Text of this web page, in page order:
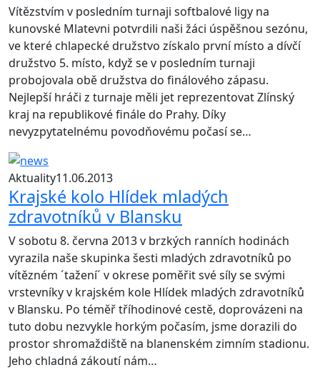
Vítězstvím v posledním turnaji softbalové ligy na
kunovské Mlatevni potvrdili naši žáci úspěšnou sezónu,
ve které chlapecké družstvo získalo první místo a dívčí
družstvo 5. místo, když se v posledním turnaji
probojovala obě družstva do finálového zápasu.
Nejlepší hráči z turnaje měli jet reprezentovat Zlínský
kraj na republikové finále do Prahy. Díky
nevyzpytatelnému povodňovému počasí se…
Aktuality11.06.2013
Krajské kolo Hlídek mladých
zdravotníků v Blansku
V sobotu 8. června 2013 v brzkých ranních hodinách
vyrazila naše skupinka šesti mladých zdravotníků po
vítězném ´tažení´ v okrese poměřit své síly se svými
vrstevníky v krajském kole Hlídek mladých zdravotníků
v Blansku. Po téměř tříhodinové cestě, doprovázeni na
tuto dobu nezvykle horkým počasím, jsme dorazili do
prostor shromaždiště na blanenském zimním stadionu.
Jeho chladná zákoutí nám…